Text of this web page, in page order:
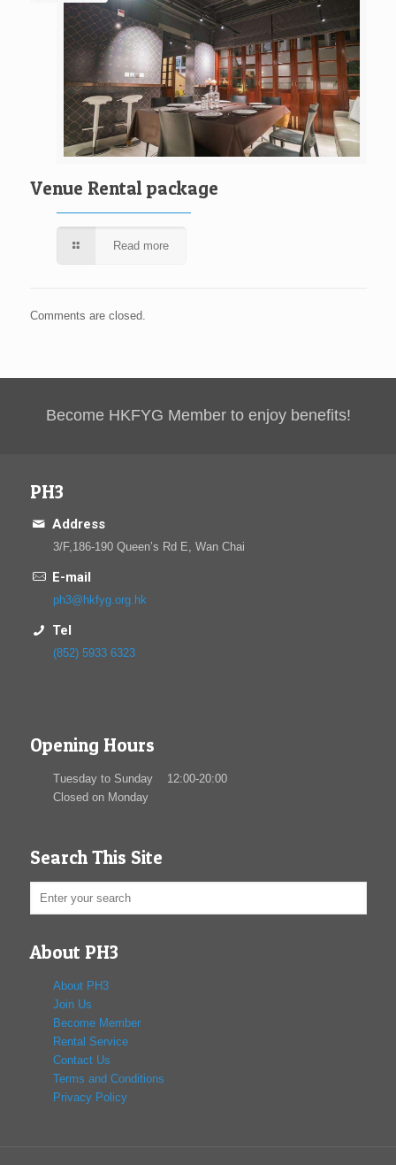
Venue Rental package
Read more
Comments are closed.
Become HKFYG Member to enjoy benefits!
PH3
Address
3/F,186-190 Queen’s Rd E, Wan Chai
E-mail
ph3@hkfyg.org.hk
Tel
(852) 5933 6323
Opening Hours
Tuesday to Sunday 12:00-20:00
Closed on Monday
Search This Site
About PH3
About PH3
Join Us
Become Member
Rental Service
Contact Us
Terms and Conditions
Privacy Policy